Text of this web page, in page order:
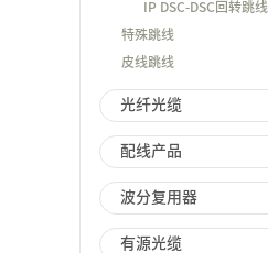
IP DSC-DSC回转跳线
特殊跳线
皮线跳线
光纤光缆
配线产品
波分复用器
有源光缆